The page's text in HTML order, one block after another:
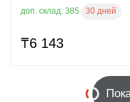
доп. склад: 385 30 дней
₸6 143